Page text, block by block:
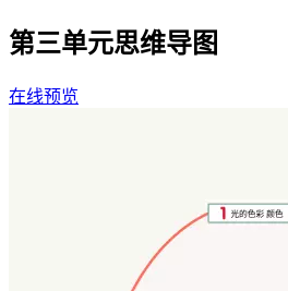
第三单元思维导图
在线预览